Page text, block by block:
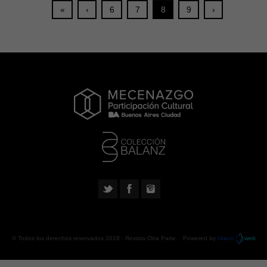
« ‹ 6 7 8 9 ›
© Todos los derechos reservados 2018 - Revista Otra Parte . Powered by Urano web